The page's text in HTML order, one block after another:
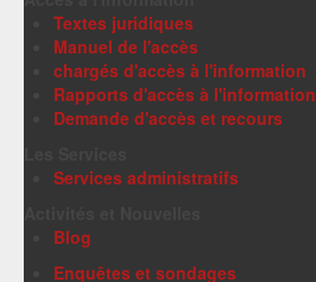
Textes juridiques
Manuel de l'accès
chargés d'accès à l'information
Rapports d'accès à l'information
Demande d'accès et recours
Services administratifs
Blog
Enquêtes et sondages